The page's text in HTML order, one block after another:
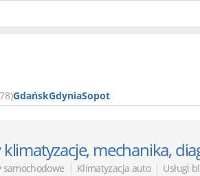
GdańskGdyniaSopot
klimatyzacje, mechanika,
samochodowe | Klimatyzacja auto | Usługi